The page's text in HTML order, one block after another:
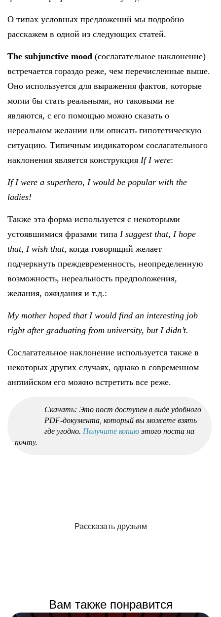
О типах условных предложений мы подробно
расскажем в одной из следующих статей.
The subjunctive mood (сослагательное наклонение)
встречается гораздо реже, чем перечисленные выше.
Оно используется для выражения фактов, которые
могли бы стать реальными, но таковыми не
являются, с его помощью можно сказать о
нереальном желании или описать гипотетическую
ситуацию. Типичным индикатором сослагательного
наклонения является конструкция If I were:
If I were a superhero, I would be popular with the
ladies!
Также эта форма используется с некоторыми
устоявшимися фразами типа I suggest that, I hope
that, I wish that, когда говорящий желает
подчеркнуть преждевременность, неопределенную
возможность, нереальность предположения,
желания, ожидания и т.д.:
My mother hoped that I would find an interesting job
right after graduating from university, but I didn’t.
Сослагательное наклонение используется также в
некоторых других случаях, однако в современном
английском его можно встретить все реже.
Скачать: Это пост доступен в виде удобного
PDF-документа, который вы можете взять
где угодно. Получите копию этого поста на
почту.
Рассказать друзьям
Вам также понравится